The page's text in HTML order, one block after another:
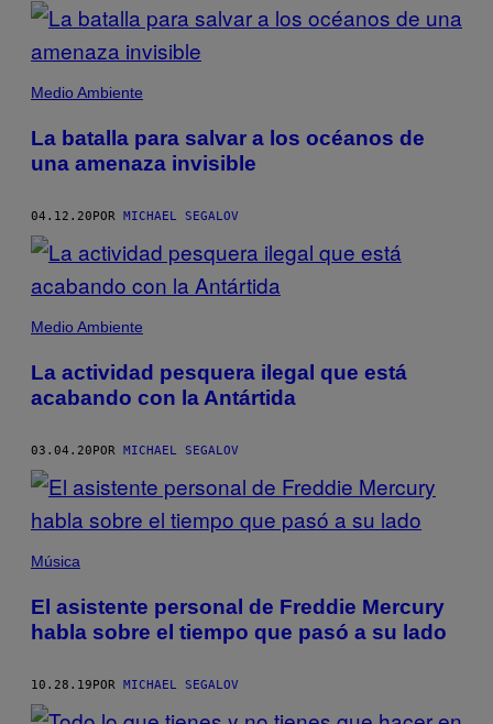
POSTS
BY
THIS
AUTHOR
Medio Ambiente
La batalla para salvar a los océanos de
una amenaza invisible
04.12.20POR MICHAEL SEGALOV
Medio Ambiente
La actividad pesquera ilegal que está
acabando con la Antártida
03.04.20POR MICHAEL SEGALOV
Música
El asistente personal de Freddie Mercury
habla sobre el tiempo que pasó a su lado
10.28.19POR MICHAEL SEGALOV